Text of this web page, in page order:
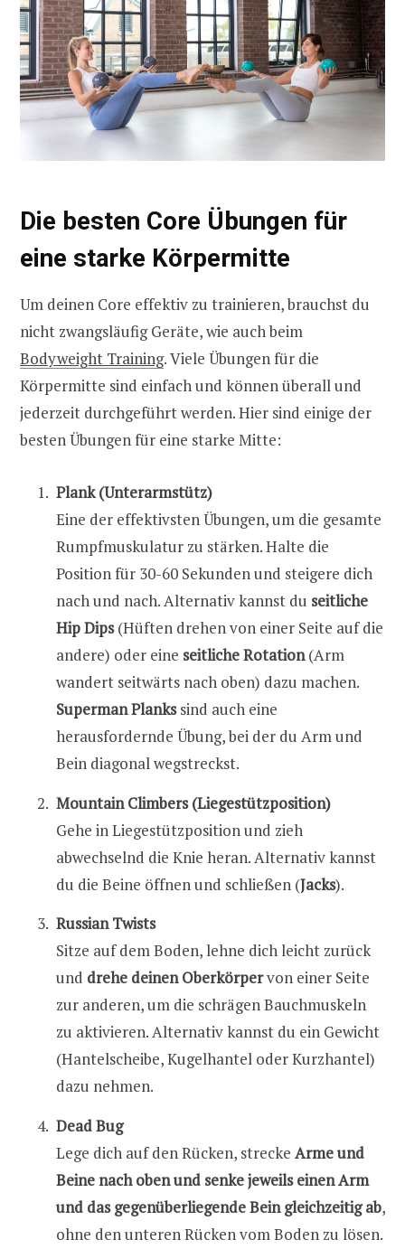
Die besten Core Übungen für
eine starke Körpermitte
Um deinen Core effektiv zu trainieren, brauchst du
nicht zwangsläufig Geräte, wie auch beim
Bodyweight Training. Viele Übungen für die
Körpermitte sind einfach und können überall und
jederzeit durchgeführt werden. Hier sind einige der
besten Übungen für eine starke Mitte:
Plank (Unterarmstütz)
Eine der effektivsten Übungen, um die gesamte
Rumpfmuskulatur zu stärken. Halte die
Position für 30-60 Sekunden und steigere dich
nach und nach. Alternativ kannst du seitliche
Hip Dips(Hüften drehen von einer Seite auf die
andere) oder eine seitliche Rotation(Arm
wandert seitwärts nach oben) dazu machen.
Superman Plankssind auch eine
herausfordernde Übung, bei der du Arm und
Bein diagonal wegstreckst.
Mountain Climbers (Liegestützposition)
Gehe in Liegestützposition und zieh
abwechselnd die Knie heran. Alternativ kannst
du die Beine öffnen und schließen (Jacks).
Russian Twists
Sitze auf dem Boden, lehne dich leicht zurück
und drehe deinen Oberkörpervon einer Seite
zur anderen, um die schrägen Bauchmuskeln
zu aktivieren. Alternativ kannst du ein Gewicht
(Hantelscheibe, Kugelhantel oder Kurzhantel)
dazu nehmen.
Dead Bug
Lege dich auf den Rücken, strecke Arme und
Beine nach oben und senke jeweils einen Arm
und das gegenüberliegende Bein gleichzeitig ab,
ohne den unteren Rücken vom Boden zu lösen.